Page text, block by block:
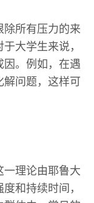
除所有压力的来
大学生来说，
因。例如，在遇
问题，这样可
一理论由耶鲁大
和持续时间，